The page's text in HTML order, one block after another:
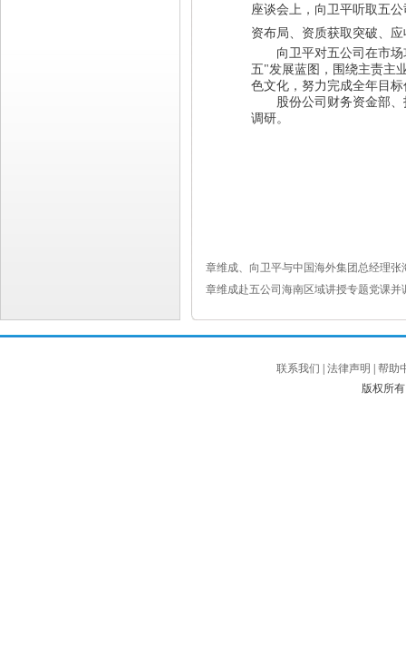
座谈会上，向卫平听取五
资布局、资质获取突破、
向卫平对五公司在市场
五"发展蓝图，围绕主责主
色文化，努力完成全年目
股份公司财务资金部、
调研。
章维成、向卫平与中国海外集团总经理张
章维成赴五公司海南区域讲授专题党课并
联系我们 法律声明
帮助
版权所